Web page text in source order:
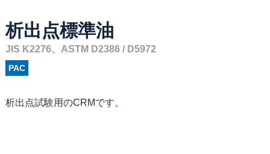
析出点標準油
JIS K2276、ASTM D2386 / D5972
PAC
析出点試験用のCRMです。